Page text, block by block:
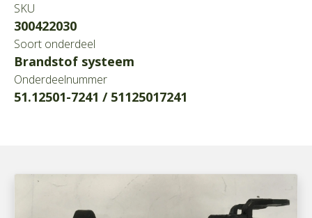
SKU
300422030
Soort onderdeel
Brandstof systeem
Onderdeelnummer
51.12501-7241 / 51125017241